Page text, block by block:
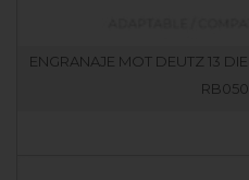
ENGRANAJE MOT DEUTZ 13